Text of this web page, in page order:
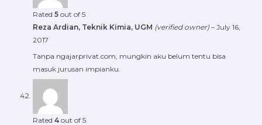
Rated 5 out of 5
Reza Ardian, Teknik Kimia, UGM (verified owner) – July 16,
2017
Tanpa ngajarprivat.com, mungkin aku belum tentu bisa
masuk jurusan impianku.
Rated 4 out of 5